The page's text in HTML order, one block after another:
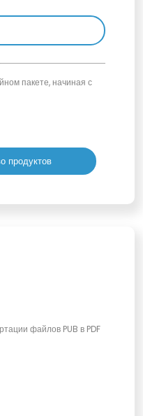
пакете, начиная с
продуктов
файлов PUB в PDF